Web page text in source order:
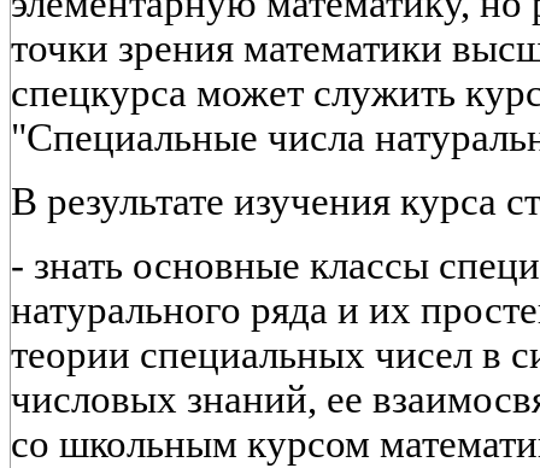
точки зрения математики
спецкурса может служить
"Специальные числа
В результате изучения курса
- знать основные классы
натурального ряда и их
теории специальных чисел в
числовых знаний, ее
со школьным курсом